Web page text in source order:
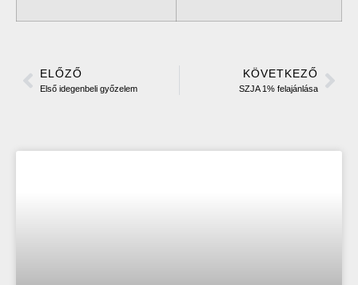
ELŐZŐ
Első idegenbeli győzelem
KÖVETKEZŐ
SZJA 1% felajánlása